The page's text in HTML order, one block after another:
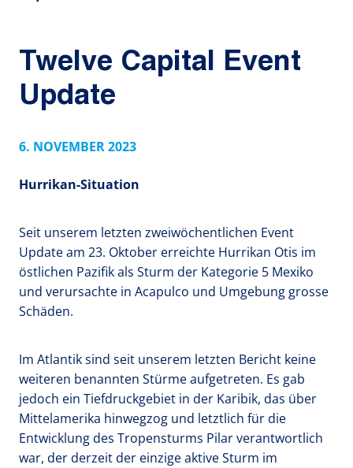
Twelve Capital Event
Update
6. NOVEMBER 2023
Hurrikan-Situation
Seit unserem letzten zweiwöchentlichen Event
Update am 23. Oktober erreichte Hurrikan Otis im
östlichen Pazifik als Sturm der Kategorie 5 Mexiko
und verursachte in Acapulco und Umgebung grosse
Schäden.
Im Atlantik sind seit unserem letzten Bericht keine
weiteren benannten Stürme aufgetreten. Es gab
jedoch ein Tiefdruckgebiet in der Karibik, das über
Mittelamerika hinwegzog und letztlich für die
Entwicklung des Tropensturms Pilar verantwortlich
war, der derzeit der einzige aktive Sturm im